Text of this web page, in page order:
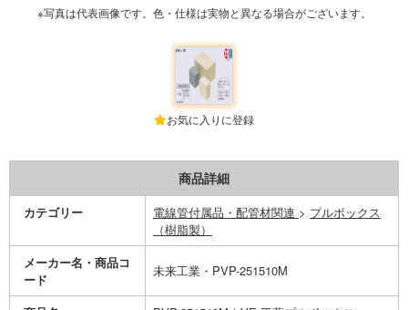
※写真は代表画像です。色・仕様は実物と異なる場合がございます。
お気に入りに登録
商品詳細
カテゴリー 電線管付属品・配管材関連 > プルボックス
（樹脂製）
メーカー名・商品コ
ード
未来工業・PVP-251510M